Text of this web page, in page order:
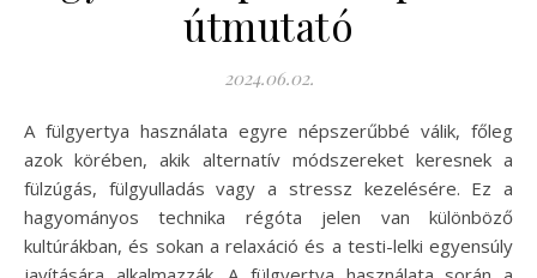
útmutató
2024.06.02.
A fülgyertya használata egyre népszerűbbé válik, főleg
azok körében, akik alternatív módszereket keresnek a
fülzúgás, fülgyulladás vagy a stressz kezelésére. Ez a
hagyományos technika régóta jelen van különböző
kultúrákban, és sokan a relaxáció és a testi-lelki egyensúly